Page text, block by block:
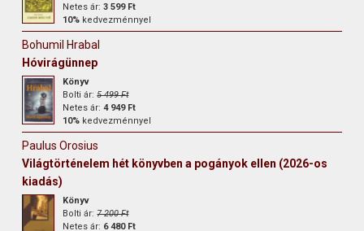
Netes ár:3 599 Ft
10% kedvezménnyel
Bohumil Hrabal
Hóvirágünnep
Könyv
Bolti ár:5 499 Ft
Netes ár:4 949 Ft
10% kedvezménnyel
Paulus Orosius
Világtörténelem hét könyvben a pogányok ellen (2026-os
kiadás)
Könyv
Bolti ár:7 200 Ft
Netes ár: 6 480 Ft